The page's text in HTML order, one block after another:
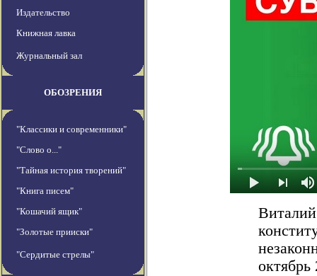
Издательство
Книжная лавка
Журнальный зал
ОБОЗРЕНИЯ
"Классики и современники"
"Слово о..."
"Тайная история творений"
"Книга писем"
"Кошачий ящик"
"Золотые прииски"
"Сердитые стрелы"
октябрь